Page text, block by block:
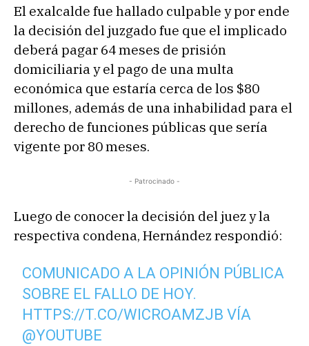
El exalcalde fue hallado culpable y por ende
la decisión del juzgado fue que el implicado
deberá pagar 64 meses de prisión
domiciliaria y el pago de una multa
económica que estaría cerca de los $80
millones, además de una inhabilidad para el
derecho de funciones públicas que sería
vigente por 80 meses.
- Patrocinado -
Luego de conocer la decisión del juez y la
respectiva condena, Hernández respondió:
COMUNICADO A LA OPINIÓN PÚBLICA
SOBRE EL FALLO DE HOY.
HTTPS://T.CO/WICROAMZJB VÍA
@YOUTUBE